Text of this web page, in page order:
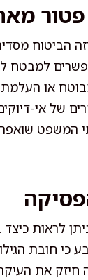
הביטוח
או העלמת
של אי-
שואפת
לראות
כי חובת
חיזק את